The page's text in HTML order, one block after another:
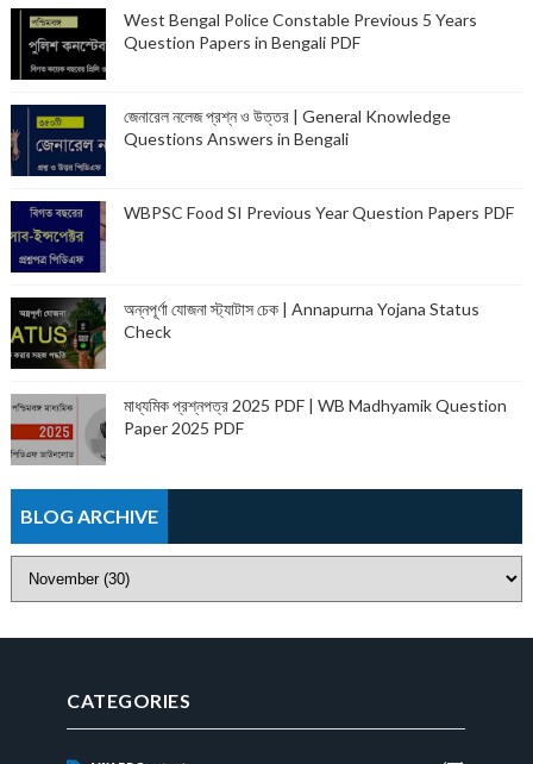
West Bengal Police Constable Previous 5 Years
Question Papers in Bengali PDF
জেনারেল নলেজ প্রশ্ন ও উত্তর | General Knowledge
Questions Answers in Bengali
WBPSC Food SI Previous Year Question Papers PDF
অন্নপূর্ণা যোজনা স্ট্যাটাস চেক | Annapurna Yojana Status
Check
মাধ্যমিক প্রশ্নপত্র 2025 PDF | WB Madhyamik Question
Paper 2025 PDF
BLOG ARCHIVE
CATEGORIES